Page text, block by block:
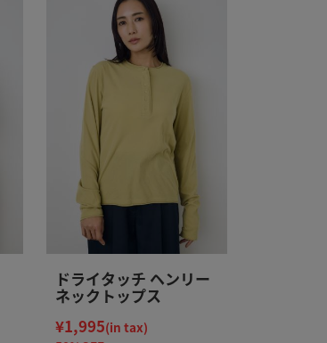
ドライタッチ ヘンリー
ネックトップス
¥1,995(in tax)